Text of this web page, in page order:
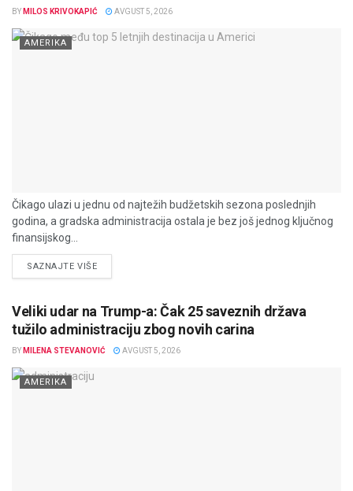
BY MILOS KRIVOKAPIĆ AVGUST 5, 2026
AMERIKA
Čikago ulazi u jednu od najtežih budžetskih sezona poslednjih
godina, a gradska administracija ostala je bez još jednog ključnog
finansijskog...
SAZNAJTE VIŠEDETAILS
Veliki udar na Trump-a: Čak 25 saveznih država
tužilo administraciju zbog novih carina
BY MILENA STEVANOVIĆ AVGUST 5, 2026
AMERIKA